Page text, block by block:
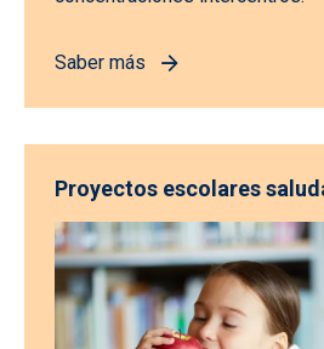
Saber más
Proyectos escolares